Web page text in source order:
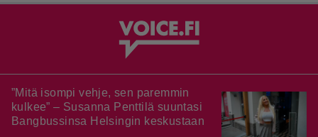
”Mitä isompi vehje, sen paremmin
kulkee” – Susanna Penttilä suuntasi
Bangbussinsa Helsingin keskustaan